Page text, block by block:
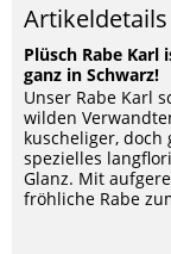
Artikeldetails
Plüsch Rabe
ganz in Schwarz!
Unser Rabe Karl
wilden
kuscheliger, doch
spezielles
Glanz. Mit
fröhliche Rabe